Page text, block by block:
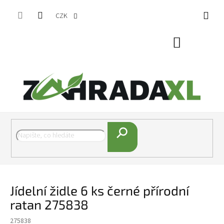
CZK
Hledat
Jídelní židle 6 ks černé přírodní
ratan 275838
275838